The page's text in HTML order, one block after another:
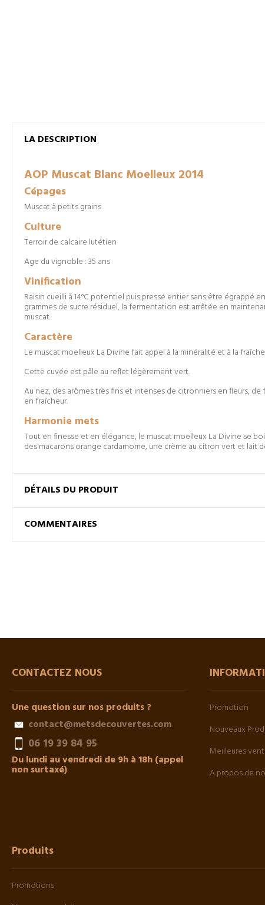
LA DESCRIPTION
AOP Muscat Blanc Moelleux 2014
Cépages
Muscat à petits grains
Culture
Terroir de calcaire lutétien
Age du vignoble : 35 ans
Vinification
Raisin cueilli à 14°C potentiel puis pressé entier sans être égrappé
grammes de sucre résiduel, la fermentation est arrêtée en
muscat.
Caractère
Le muscat moelleux La Divine fait appel à la minéralité et à la
Cette cuvée est pâle au reflet légèrement vert.
Au nez, des arômes très fins et intenses de citronniers en fleurs,
en fraîcheur.
Harmonie mets
Tout en finesse et en élégance, le muscat moelleux La Divine se
des macarons orange cardamome, une crème au citron vert et lait
DÉTAILS DU PRODUIT
COMMENTAIRES
CONTACTEZ NOUS
Une question sur nos produits ?
contact@metsdecouvertes.com
06 19 39 84 95
Du lundi au vendredi de 9h à 18h (appel
non surtaxé)
Promotion
Nouveaux
Meilleures
A propos de
Produits
Promotions